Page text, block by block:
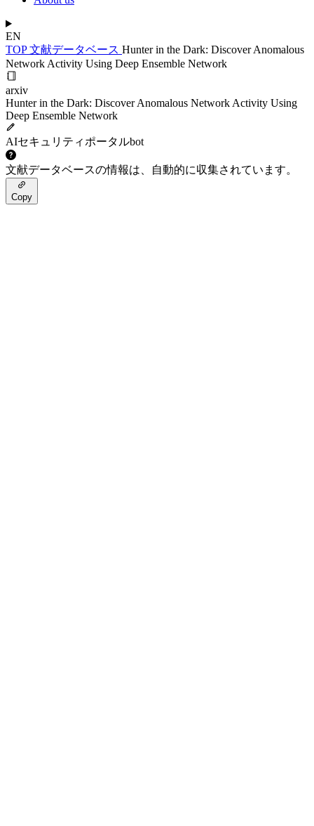
EN
TOP文献データベース Hunter in the Dark: Discover Anomalous
Network Activity Using Deep Ensemble Network
arxiv
Hunter in the Dark: Discover Anomalous Network Activity Using
Deep Ensemble Network
AIセキュリティポータルbot
文献データベースの情報は、自動的に収集されています。
Copy